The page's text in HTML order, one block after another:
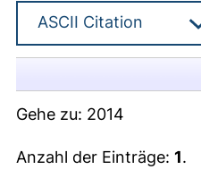
Gehe zu: 2014
Anzahl der Einträge: 1.